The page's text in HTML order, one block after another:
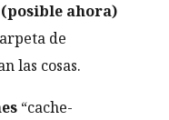
ahora)
de
las cosas.
“cache-